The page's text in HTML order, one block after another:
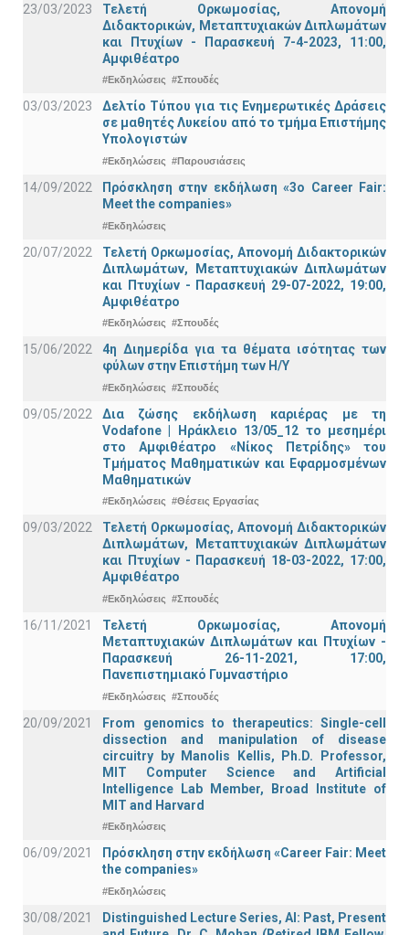
23/03/2023
Τελετή Ορκωμοσίας, Απονομή
Διδακτορικών, Μεταπτυχιακών Διπλωμάτων
και Πτυχίων - Παρασκευή 7-4-2023, 11:00,
Αμφιθέατρο
#Εκδηλώσεις #Σπουδές
03/03/2023
Δελτίο Τύπου για τις Ενημερωτικές Δράσεις
σε μαθητές Λυκείου από το τμήμα Επιστήμης
Υπολογιστών
#Εκδηλώσεις #Παρουσιάσεις
14/09/2022
Πρόσκληση στην εκδήλωση «3ο Career Fair:
Meet the companies»
#Εκδηλώσεις
20/07/2022
Τελετή Ορκωμοσίας, Απονομή Διδακτορικών
Διπλωμάτων, Μεταπτυχιακών Διπλωμάτων
και Πτυχίων - Παρασκευή 29-07-2022, 19:00,
Αμφιθέατρο
#Εκδηλώσεις #Σπουδές
15/06/2022
4η Διημερίδα για τα θέματα ισότητας των
φύλων στην Επιστήμη των Η/Υ
#Εκδηλώσεις #Σπουδές
09/05/2022
Δια ζώσης εκδήλωση καριέρας με τη
Vodafone | Ηράκλειο 13/05_12 το μεσημέρι
στο Αμφιθέατρο «Νίκος Πετρίδης» του
Τμήματος Μαθηματικών και Εφαρμοσμένων
Μαθηματικών
#Εκδηλώσεις #Θέσεις Εργασίας
09/03/2022
Τελετή Ορκωμοσίας, Απονομή Διδακτορικών
Διπλωμάτων, Μεταπτυχιακών Διπλωμάτων
και Πτυχίων - Παρασκευή 18-03-2022, 17:00,
Αμφιθέατρο
#Εκδηλώσεις #Σπουδές
16/11/2021
Τελετή Ορκωμοσίας, Απονομή
Μεταπτυχιακών Διπλωμάτων και Πτυχίων -
Παρασκευή 26-11-2021, 17:00,
Πανεπιστημιακό Γυμναστήριο
#Εκδηλώσεις #Σπουδές
20/09/2021
From genomics to therapeutics: Single-cell
dissection and manipulation of disease
circuitry by Manolis Kellis, Ph.D. Professor,
MIT Computer Science and Artificial
Intelligence Lab Member, Broad Institute of
MIT and Harvard
#Εκδηλώσεις
06/09/2021
Πρόσκληση στην εκδήλωση «Career Fair: Meet
the companies»
#Εκδηλώσεις
30/08/2021
Distinguished Lecture Series, ΑΙ: Past, Present